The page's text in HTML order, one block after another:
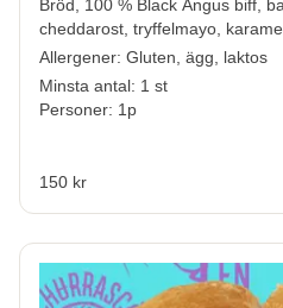
Bröd, 100 % Black Angus biff,
cheddarost, tryffelmayo,
Allergener: Gluten, ägg, laktos
Minsta antal: 1 st
Personer: 1p
150 kr